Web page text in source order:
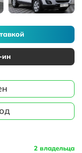
ин
2 владельца